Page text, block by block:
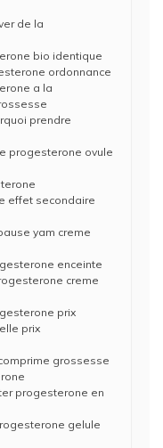
de la
bio identique
ordonnance
a la
prendre
progesterone ovule
effet secondaire
yam creme
enceinte
creme
prix
prix
grossesse
progesterone en
gelule